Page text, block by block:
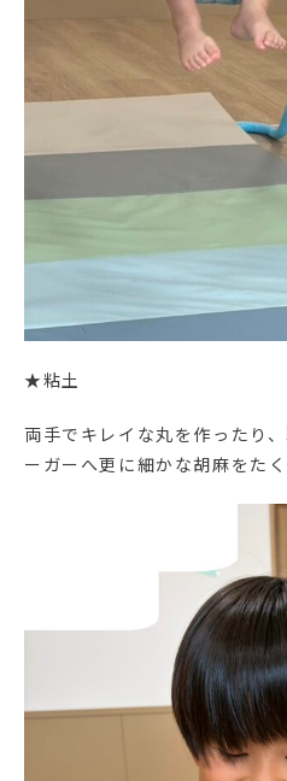
★粘土
両手でキレイな丸を作ったり
ーガーへ更に細かな胡麻をた